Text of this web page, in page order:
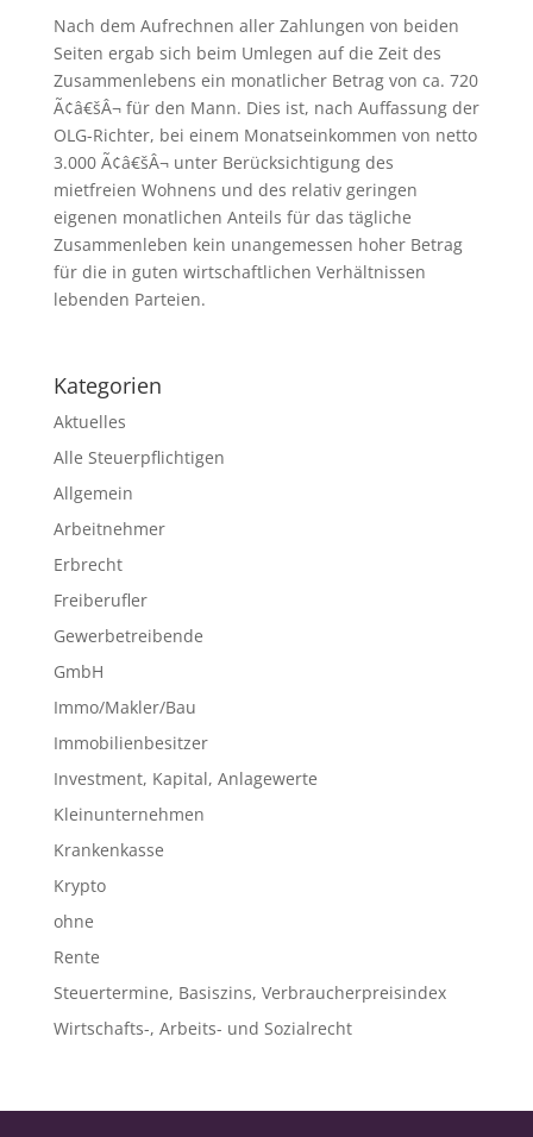
Nach dem Aufrechnen aller Zahlungen von beiden
Seiten ergab sich beim Umlegen auf die Zeit des
Zusammenlebens ein monatlicher Betrag von ca. 720
Ã¢â€šÂ¬ für den Mann. Dies ist, nach Auffassung der
OLG-Richter, bei einem Monatseinkommen von netto
3.000 Ã¢â€šÂ¬ unter Berücksichtigung des
mietfreien Wohnens und des relativ geringen
eigenen monatlichen Anteils für das tägliche
Zusammenleben kein unangemessen hoher Betrag
für die in guten wirtschaftlichen Verhältnissen
lebenden Parteien.
Kategorien
Aktuelles
Alle Steuerpflichtigen
Allgemein
Arbeitnehmer
Erbrecht
Freiberufler
Gewerbetreibende
GmbH
Immo/Makler/Bau
Immobilienbesitzer
Investment, Kapital, Anlagewerte
Kleinunternehmen
Krankenkasse
Krypto
ohne
Rente
Steuertermine, Basiszins, Verbraucherpreisindex
Wirtschafts-, Arbeits- und Sozialrecht